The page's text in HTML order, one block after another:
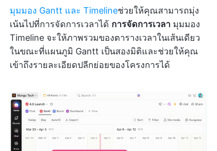
มุมมอง Gantt และ Timelineช่วยให้คุณสามารถมุ่ง
เน้นไปที่การจัดการเวลาได้ การจัดการเวลา มุมมอง
Timeline จะให้ภาพรวมของตารางเวลาในเส้นเดียว
ในขณะที่แผนภูมิ Gantt เป็นสองมิติและช่วยให้คุณ
เข้าถึงรายละเอียดปลีกย่อยของโครงการได้